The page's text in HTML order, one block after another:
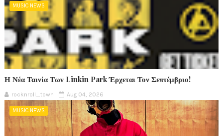
MUSIC NEWS
Η Νέα Ταινία Των Linkin Park Έρχεται Τον Σεπτέμβριο!
rocknroll_town Aug 04, 2026
MUSIC NEWS